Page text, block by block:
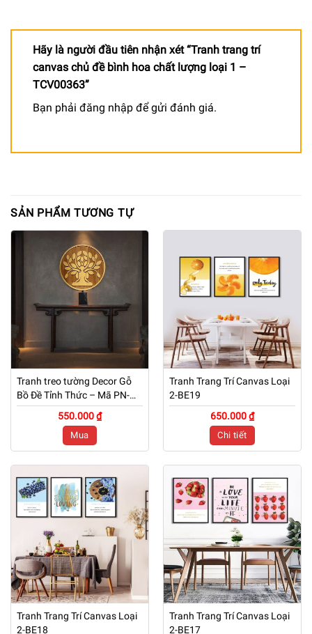
Hãy là người đầu tiên nhận xét “Tranh trang trí
canvas chủ đề bình hoa chất lượng loại 1 –
TCV00363”
Bạn phải đăng nhập để gửi đánh giá.
SẢN PHẨM TƯƠNG TỰ
Tranh treo tường Decor Gỗ
Bồ Đề Tỉnh Thức – Mã PN-
TG01
550.000 ₫
Mua
Tranh Trang Trí Canvas Loại
2-BE19
650.000 ₫
Chi tiết
Tranh Trang Trí Canvas Loại
2-BE18
Tranh Trang Trí Canvas Loại
2-BE17